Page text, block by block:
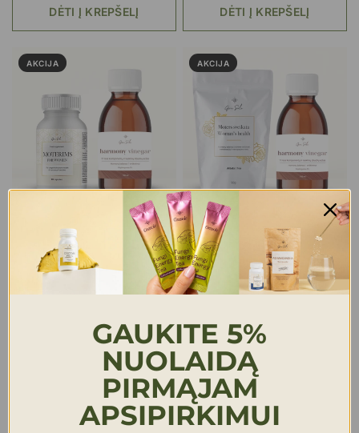
DĖTI Į KREPŠELĮ DĖTI Į KREPŠELĮ
AKCIJA
MOTERIMS + HARMONY
VINEGAR
5.0 ( 1 Atsiliepimai)
DĖTI Į KREPŠELĮ
AKCIJA
RINKINYS
WOMAN'S HEALTH TEA +
HARMONY VINEGAR
€47.99
€38.39
5.0 ( 1 Atsiliepimai)
DĖTI Į KREPŠELĮ
AKCIJA
GAUKITE 5%
NUOLAIDĄ
PIRMĄJAM
APSIPIRKIMUI